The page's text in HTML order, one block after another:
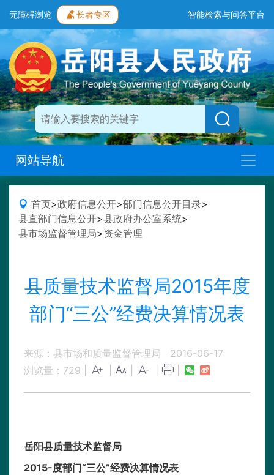
无障碍浏览 长者专区 智能检索与问答平台
网站导航
首页>政府信息公开>部门信息公开目录>
县直部门信息公开>县政府办公室系统>
县市场监督管理局>资金管理
县质量技术监督局2015年度
部门“三公”经费决算情况表
来源：县市场和质量监督管理局
2016-06-17
浏览量： 729
岳阳县质量技术监督局
2015-度部门“三公”经费决算情况表